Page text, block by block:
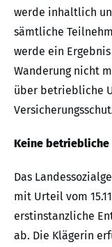
werde inhaltlich
sämtliche
werde ein
Wanderung nicht
über betriebliche
Keine betriebliche
Das
mit Urteil vom
erstinstanzliche
ab. Die Klägerin